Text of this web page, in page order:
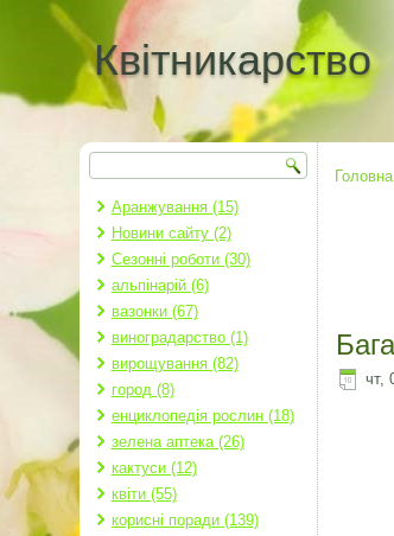
Квітникарство
Пошукова форма
Пошук
Аранжування (15)
Новини сайту (2)
Сезонні роботи (30)
альпінарій (6)
вазонки (67)
виноградарство (1)
вирощування (82)
город (8)
енциклопедія рослин (18)
зелена аптека (26)
кактуси (12)
квіти (55)
корисні поради (139)
Ви є
Головна
чт,